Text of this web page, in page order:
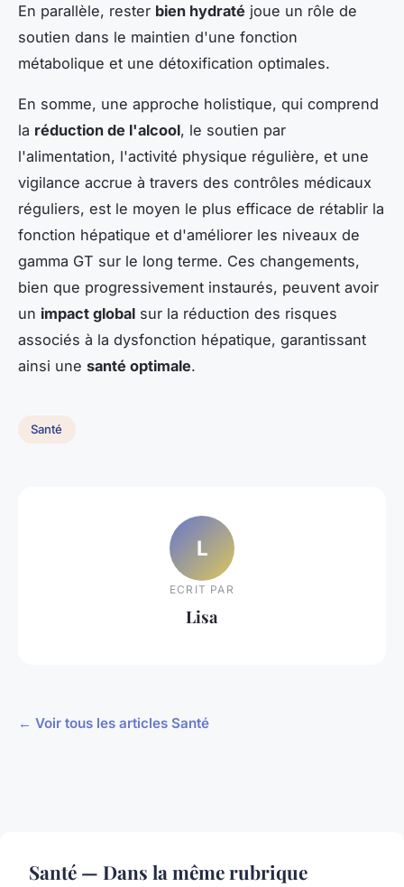
En parallèle, rester bien hydraté joue un rôle de
soutien dans le maintien d'une fonction
métabolique et une détoxification optimales.
En somme, une approche holistique, qui comprend
la réduction de l'alcool, le soutien par
l'alimentation, l'activité physique régulière, et une
vigilance accrue à travers des contrôles médicaux
réguliers, est le moyen le plus efficace de rétablir la
fonction hépatique et d'améliorer les niveaux de
gamma GT sur le long terme. Ces changements,
bien que progressivement instaurés, peuvent avoir
un impact global sur la réduction des risques
associés à la dysfonction hépatique, garantissant
ainsi une santé optimale.
Santé
L
ECRIT PAR
Lisa
← Voir tous les articles Santé
Santé — Dans la même rubrique